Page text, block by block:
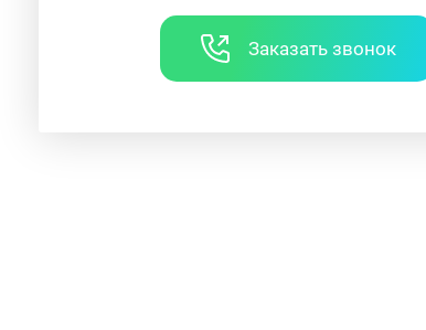
Заказать звонок